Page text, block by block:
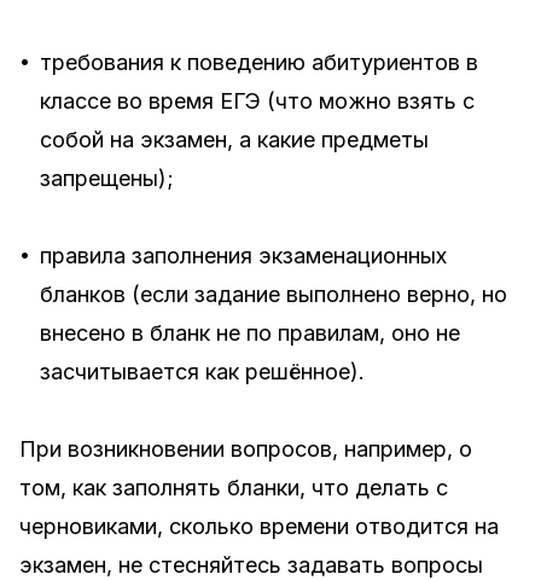
• требования к поведению абитуриентов в
классе во время ЕГЭ (что можно взять с
собой на экзамен, а какие предметы
запрещены);
• правила заполнения экзаменационных
бланков (если задание выполнено верно, но
внесено в бланк не по правилам, оно не
засчитывается как решённое).
При возникновении вопросов, например, о
том, как заполнять бланки, что делать с
черновиками, сколько времени отводится на
экзамен, не стесняйтесь задавать вопросы